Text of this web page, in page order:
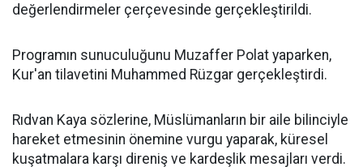
değerlendirmeler çerçevesinde gerçekleştirildi.
Programın sunuculuğunu Muzaffer Polat yaparken,
Kur'an tilavetini Muhammed Rüzgar gerçekleştirdi.
Rıdvan Kaya sözlerine, Müslümanların bir aile bilinciyle
hareket etmesinin önemine vurgu yaparak, küresel
kuşatmalara karşı direniş ve kardeşlik mesajları verdi.